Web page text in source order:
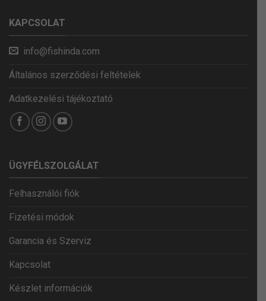
KAPCSOLAT
info@fishinda.com
Általános szerződési feltételek
Adatkezelési tájékoztató
ÜGYFÉLSZOLGÁLAT
Felhasználói fiók
Fizetési módok
Garancia és Szerviz
Kapcsolat
Készlet információk